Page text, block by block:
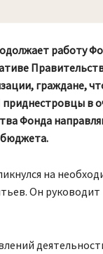
работу
граждане,
в
Фонда
на
Он руководит